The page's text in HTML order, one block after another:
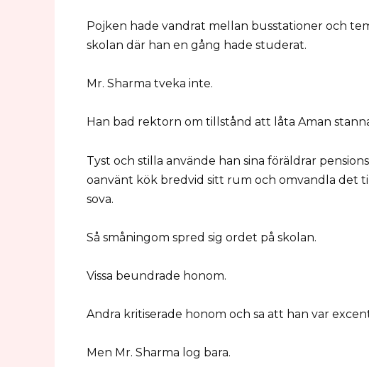
Pojken hade vandrat mellan busstationer och
skolan där han en gång hade studerat.
Mr. Sharma tveka inte.
Han bad rektorn om tillstånd att låta Aman
Tyst och stilla använde han sina föräldrar
oanvänt kök bredvid sitt rum och omvandla det
sova.
Så småningom spred sig ordet på skolan.
Vissa beundrade honom.
Andra kritiserade honom och sa att han var
Men Mr. Sharma log bara.